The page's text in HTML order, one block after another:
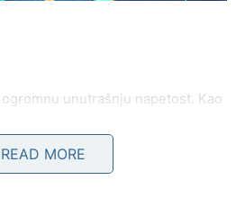
unutrašnju napetost. Kao
jaki i hladni, ali emocije koje
zidove koje ste podigli oko sebe.
READ MORE